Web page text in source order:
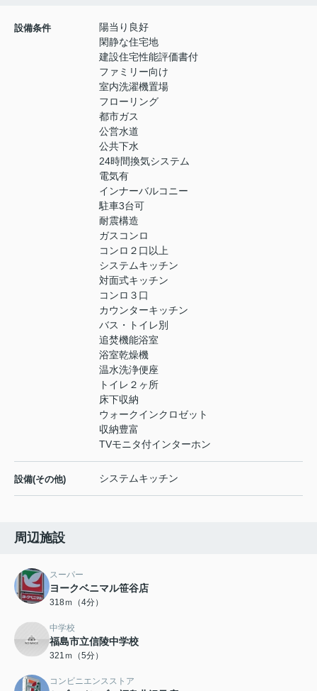
設備条件
陽当り良好
閑静な住宅地
建設住宅性能評価書付
ファミリー向け
室内洗濯機置場
フローリング
都市ガス
公営水道
公共下水
24時間換気システム
電気有
インナーバルコニー
駐車3台可
耐震構造
ガスコンロ
コンロ２口以上
システムキッチン
対面式キッチン
コンロ３口
カウンターキッチン
バス・トイレ別
追焚機能浴室
浴室乾燥機
温水洗浄便座
トイレ２ヶ所
床下収納
ウォークインクロゼット
収納豊富
TVモニタ付インターホン
設備(その他) システムキッチン
周辺施設
スーパー
ヨークベニマル笹谷店
318ｍ（4分）
中学校
福島市立信陵中学校
321ｍ（5分）
コンビニエンスストア